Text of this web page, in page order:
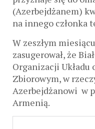
(Azerbejdżanem)
na innego członka
W zeszłym
zasugerował, że
Organizacji
Zbiorowym, w
Azerbejdżanowi w
Armenią.